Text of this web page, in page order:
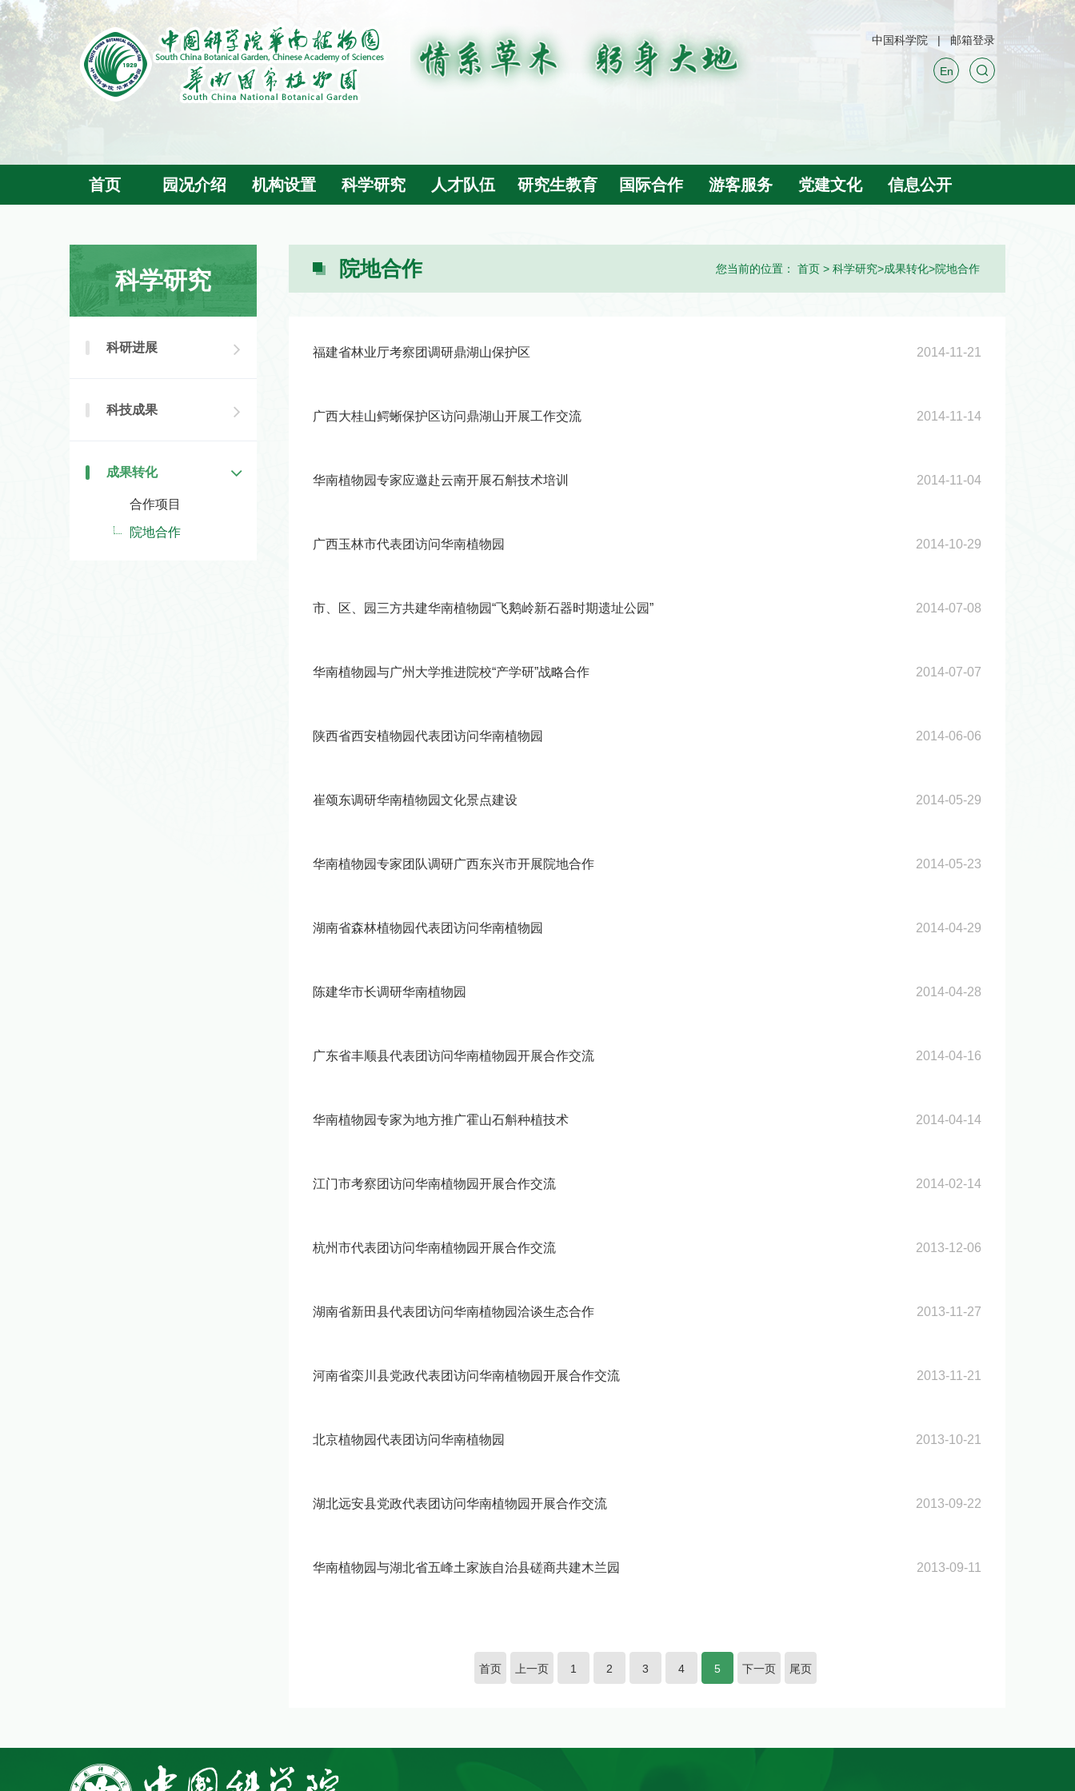
中国科学院 邮箱登录
En
首页 园况介绍 机构设置 科学研究 人才队伍 研究生教育 国际合作 游客服务 党建文化 信息公开
您当前的位置： 首页 > 科学研究>成果转化>院地合作
科学研究
科研进展
科技成果
成果转化
合作项目
院地合作
院地合作
福建省林业厅考察团调研鼎湖山保护区 2014-11-21
广西大桂山鳄蜥保护区访问鼎湖山开展工作交流 2014-11-14
华南植物园专家应邀赴云南开展石斛技术培训 2014-11-04
广西玉林市代表团访问华南植物园 2014-10-29
市、区、园三方共建华南植物园“飞鹅岭新石器时期遗址公园” 2014-07-08
华南植物园与广州大学推进院校“产学研”战略合作 2014-07-07
陕西省西安植物园代表团访问华南植物园 2014-06-06
崔颂东调研华南植物园文化景点建设 2014-05-29
华南植物园专家团队调研广西东兴市开展院地合作 2014-05-23
湖南省森林植物园代表团访问华南植物园 2014-04-29
陈建华市长调研华南植物园 2014-04-28
广东省丰顺县代表团访问华南植物园开展合作交流 2014-04-16
华南植物园专家为地方推广霍山石斛种植技术 2014-04-14
江门市考察团访问华南植物园开展合作交流 2014-02-14
杭州市代表团访问华南植物园开展合作交流 2013-12-06
湖南省新田县代表团访问华南植物园洽谈生态合作 2013-11-27
河南省栾川县党政代表团访问华南植物园开展合作交流 2013-11-21
北京植物园代表团访问华南植物园 2013-10-21
湖北远安县党政代表团访问华南植物园开展合作交流 2013-09-22
华南植物园与湖北省五峰土家族自治县磋商共建木兰园 2013-09-11
首页 上一页 1 2 3 4 5 下一页 尾页